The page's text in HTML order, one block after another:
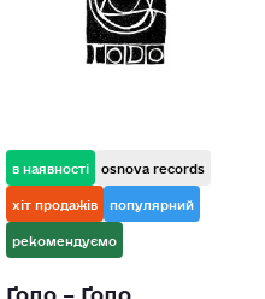
в наявності osnova records
хіт продажів популярний
рекомендуємо
Ґодо – Ґодо